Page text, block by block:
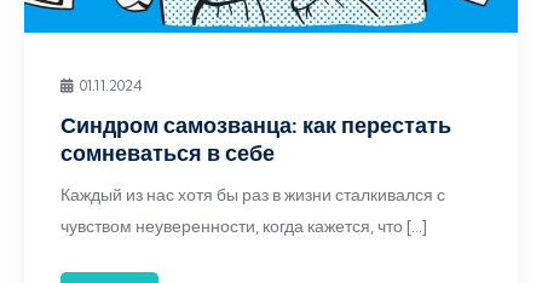
01.11.2024
Синдром самозванца: как перестать
сомневаться в себе
Каждый из нас хотя бы раз в жизни сталкивался с
чувством неуверенности, когда кажется, что […]